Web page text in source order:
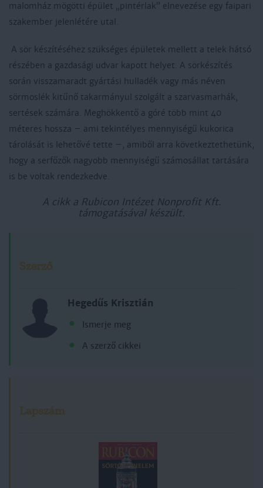
malomház mögötti épület „pintérlak” elnevezése egy faipari
szakember jelenlétére utal.
A sör készítéséhez szükséges épületek mellett a telek hátsó
részében a gazdasági udvar kapott helyet. A sörkészítés
során visszamaradt gyártási hulladék vagy más néven
sörmoslék kitűnő takarmányul szolgált a szarvasmarhák,
sertések számára. Meghökkentő a góré több mint 40
méteres hossza – ami tekintélyes mennyiségű kukorica
tárolását is lehetővé tette –, amiből arra következtethetünk,
hogy a serfőzők nagyobb mennyiségű számosállat tartására
is be voltak rendezkedve.
A cikk a Rubicon Intézet Nonprofit Kft.
támogatásával készült.
Szerző
Hegedűs Krisztián
Ismerje meg
A szerző cikkei
Lapszám